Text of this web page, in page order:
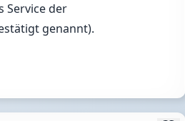
Service der
genannt).